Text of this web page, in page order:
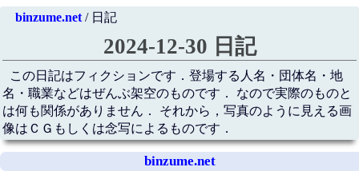
binzume.net/ 日記
2024-12-30 日記
この日記はフィクションです．登場する人名・団体名・地
名・職業などはぜんぶ架空のものです． なので実際のものと
は何も関係がありません． それから，写真のように見える画
像はＣＧもしくは念写によるものです．
binzume.net